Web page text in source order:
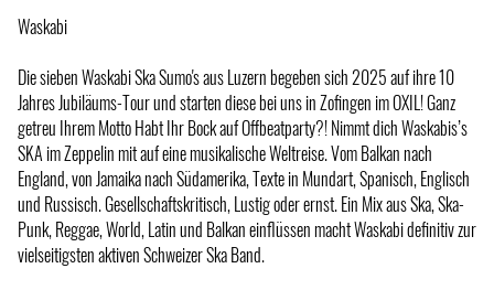
Waskabi
Die sieben Waskabi Ska Sumo's aus Luzern begeben sich 2025 auf ihre 10
Jahres Jubiläums-Tour und starten diese bei uns in Zofingen im OXIL! Ganz
getreu Ihrem Motto Habt Ihr Bock auf Offbeatparty?! Nimmt dich Waskabis’s
SKA im Zeppelin mit auf eine musikalische Weltreise. Vom Balkan nach
England, von Jamaika nach Südamerika, Texte in Mundart, Spanisch, Englisch
und Russisch. Gesellschaftskritisch, Lustig oder ernst. Ein Mix aus Ska, Ska-
Punk, Reggae, World, Latin und Balkan einflüssen macht Waskabi definitiv zur
vielseitigsten aktiven Schweizer Ska Band.